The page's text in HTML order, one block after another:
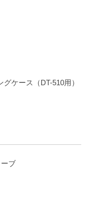
グケース（DT-510用）
ブ